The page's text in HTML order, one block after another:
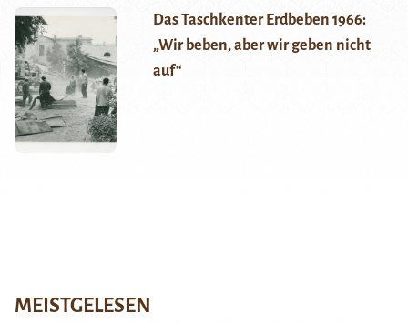
Das Taschkenter Erdbeben 1966:
„Wir beben, aber wir geben nicht
auf“
MEISTGELESEN